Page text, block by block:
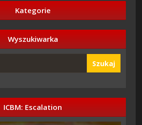
Kategorie
Wyszukiwarka
Szukaj
ICBM: Escalation